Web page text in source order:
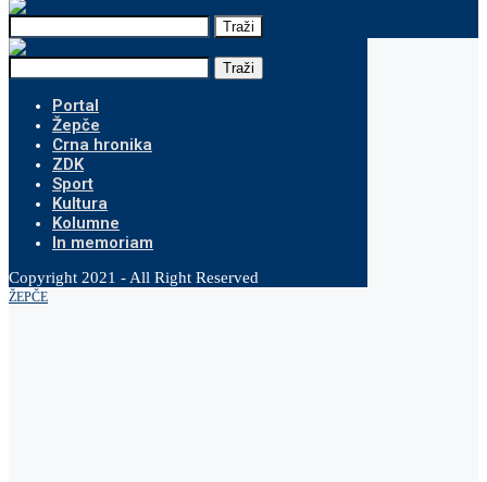
Traži
Traži
Portal
Žepče
Crna hronika
ZDK
Sport
Kultura
Kolumne
In memoriam
Copyright 2021 - All Right Reserved
ŽEPČE